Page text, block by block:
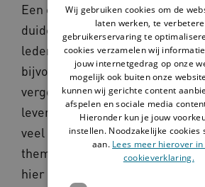
Een onderwerp krijgt meer
duidelijk is dat het actueel is en
leden er iets aan hebben. De
bijvoorbeeld voor
vergelijking met PGB’ en
leveringsvormen Wlz’. Doordat
veel (startende)
thema’s te maken hebben, was
hier gezamenlijk kennis over te
Wij gebruiken cookies om de
laten werken, te
gebruikerservaring te
cookies verzamelen wij
jouw internetgedrag op onze
mogelijk ook buiten onze
kunnen wij gerichte content
afspelen en sociale media
Hieronder kun je jouw
instellen. Noodzakelijke cookies
aan. Lees meer hierover in
cookieverklaring.